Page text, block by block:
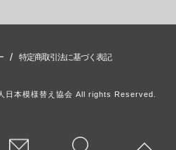
/ 特定商取引法に基づく表記
本模様替え協会 All rights Reserved.